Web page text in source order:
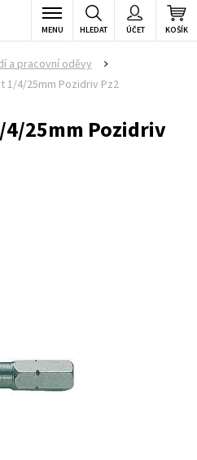
KOŠÍK
ÚČET
HLEDAT
MENU
a pracovní oděvy
1/4/25mm Pozidriv Pz2
25mm Pozidriv